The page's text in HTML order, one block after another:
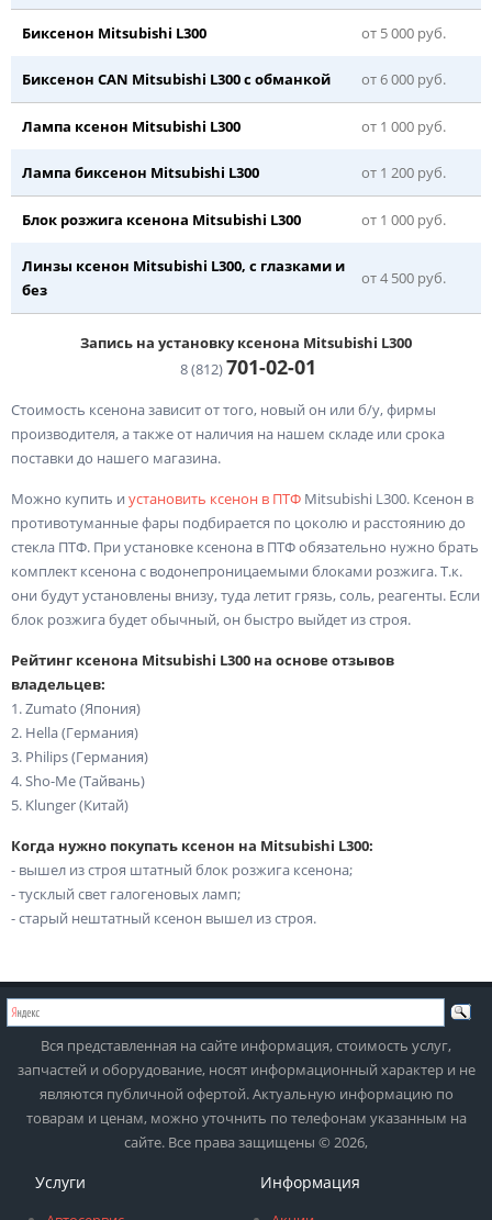
Биксенон Mitsubishi L300 от 5 000 руб.
Биксенон CAN Mitsubishi L300 с обманкой от 6 000 руб.
Лампа ксенон Mitsubishi L300 от 1 000 руб.
Лампа биксенон Mitsubishi L300 от 1 200 руб.
Блок розжига ксенона Mitsubishi L300 от 1 000 руб.
Линзы ксенон Mitsubishi L300, с глазками и
без
от 4 500 руб.
Запись на установку ксенона Mitsubishi L300
8 (812)701-02-01
Стоимость ксенона зависит от того, новый он или б/у, фирмы
производителя, а также от наличия на нашем складе или срока
поставки до нашего магазина.
Можно купить и установить ксенон в ПТФ Mitsubishi L300. Ксенон в
противотуманные фары подбирается по цоколю и расстоянию до
стекла ПТФ. При установке ксенона в ПТФ обязательно нужно брать
комплект ксенона с водонепроницаемыми блоками розжига. Т.к.
они будут установлены внизу, туда летит грязь, соль, реагенты. Если
блок розжига будет обычный, он быстро выйдет из строя.
Рейтинг ксенона Mitsubishi L300 на основе отзывов
владельцев:
1. Zumato (Япония)
2. Hella (Германия)
3. Philips (Германия)
4. Sho-Me (Тайвань)
5. Klunger (Китай)
Когда нужно покупать ксенон на Mitsubishi L300:
- вышел из строя штатный блок розжига ксенона;
- тусклый свет галогеновых ламп;
- старый нештатный ксенон вышел из строя.
Вся представленная на сайте информация, стоимость услуг,
запчастей и оборудование, носят информационный характер и не
являются публичной офертой. Актуальную информацию по
товарам и ценам, можно уточнить по телефонам указанным на
сайте. Все права защищены © 2026,
Услуги Информация